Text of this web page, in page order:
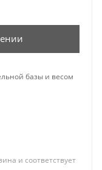
базы и весом
и соответствует